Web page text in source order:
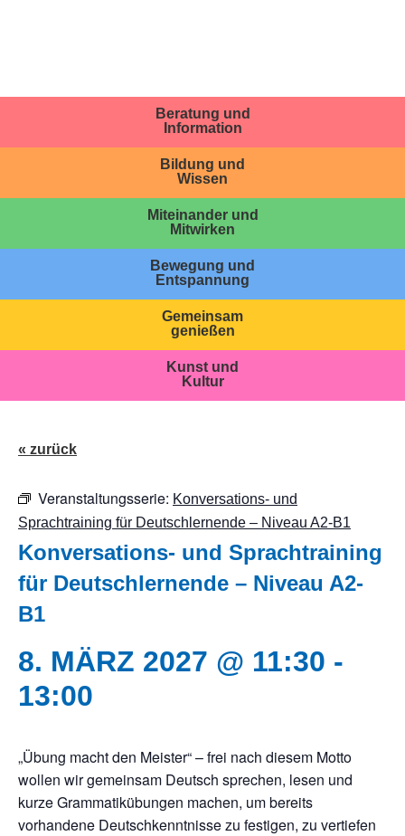
Beratung und
Information
Bildung und
Wissen
Miteinander und
Mitwirken
Bewegung und
Entspannung
Gemeinsam
genießen
Kunst und
Kultur
« zurück
Veranstaltungsserie: Konversations- und
Sprachtraining für Deutschlernende – Niveau A2-B1
Konversations- und Sprachtraining
für Deutschlernende – Niveau A2-
B1
8. MÄRZ 2027 @ 11:30 -
13:00
„Übung macht den Meister“ – frei nach diesem Motto
wollen wir gemeinsam Deutsch sprechen, lesen und
kurze Grammatikübungen machen, um bereits
vorhandene Deutschkenntnisse zu festigen, zu vertiefen